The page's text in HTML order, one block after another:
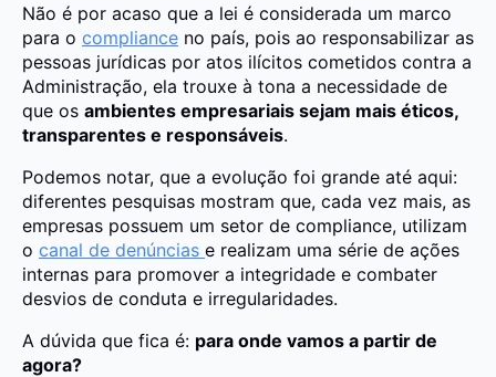
Não é por acaso que a lei é considerada um marco
para o compliance no país, pois ao responsabilizar as
pessoas jurídicas por atos ilícitos cometidos contra a
Administração, ela trouxe à tona a necessidade de
que os ambientes empresariais sejam mais éticos,
transparentes e responsáveis.
Podemos notar, que a evolução foi grande até aqui:
diferentes pesquisas mostram que, cada vez mais, as
empresas possuem um setor de compliance, utilizam
o canal de denúncias e realizam uma série de ações
internas para promover a integridade e combater
desvios de conduta e irregularidades.
A dúvida que fica é: para onde vamos a partir de
agora?